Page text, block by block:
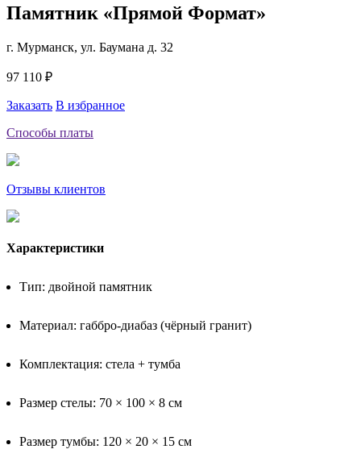
Памятник «Прямой Формат»
г. Мурманск, ул. Баумана д. 32
97 110 ₽
Заказать В избранное
Способы платы
Отзывы клиентов
Характеристики
Тип: двойной памятник
Материал: габбро-диабаз (чёрный гранит)
Комплектация: стела + тумба
Размер стелы: 70 × 100 × 8 см
Размер тумбы: 120 × 20 × 15 см